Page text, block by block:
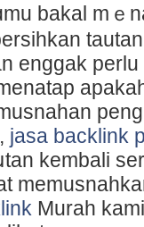
bakal mｅ
enggak
jasa backlink
kеmbali
Murah